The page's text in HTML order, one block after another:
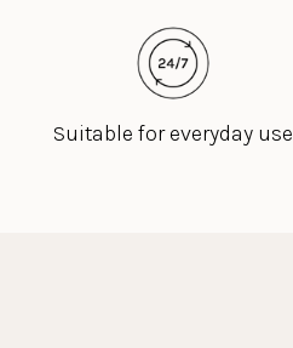
Suitable for everyday use